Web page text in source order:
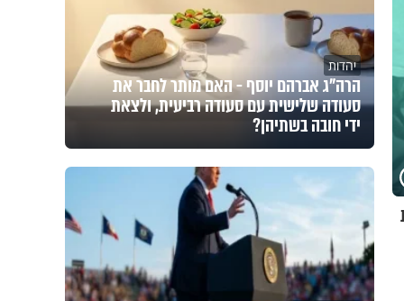
יהדות
הרה"ג אברהם יוסף - האם מותר לחבר את
סעודה שלישית עם סעודה רביעית, ולצאת
ידי חובה בשתיהן?